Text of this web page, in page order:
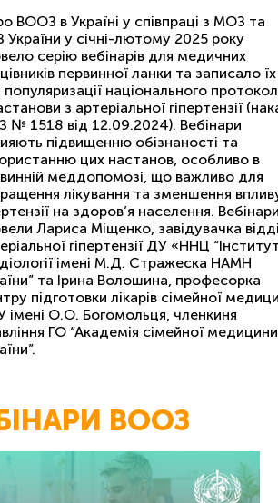
ВООЗ в Україні у співпраці з МОЗ та
України у січні-лютому 2025 року
серію вебінарів для медичних
первинної ланки та записало їх
популяризації національного
з артеріальної гіпертензії
№ 1518 від 12.09.2024). Вебінари
підвищенню обізнаності та
цих настанов, особливо в
меддопомозі, що важливо для
лікування та зменшення
на здоров’я населення.
Лариса Міщенко, завідувачка
гіпертензії ДУ «ННЦ
імені М.Д. Стражеска НАМН
та Ірина Волошина, професорка
підготовки лікарів сімейної
імені О.О. Богомольця, членкиня
ГО “Академія сімейної медицини
ВООЗ